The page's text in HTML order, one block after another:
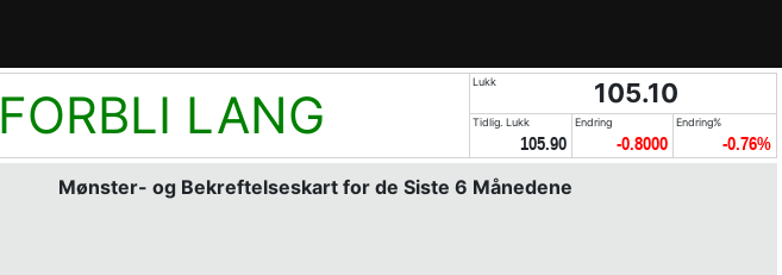
FORBLI LANG
Lukk 105.10
Tidlig. Lukk
105.90
Endring
-0.8000
Endring%
-0.76%
Mønster- og Bekreftelseskart for de Siste 6 Månedene